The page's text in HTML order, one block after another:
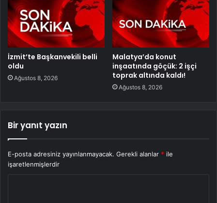
İzmit’te Başkanvekili belli
oldu
Ağustos 8, 2026
Malatya’da konut
inşaatında göçük: 2 işçi
toprak altında kaldı!
Ağustos 8, 2026
Bir yanıt yazın
E-posta adresiniz yayınlanmayacak. Gerekli alanlar * ile
işaretlenmişlerdir